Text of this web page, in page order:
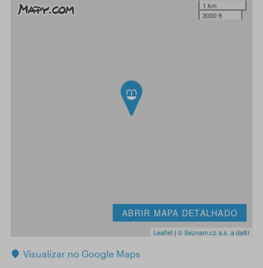
1 km
3000 ft
ABRIR MAPA DETALHADO
Leaflet | © Seznam.cz a.s. a další
Visualizar no Google Maps